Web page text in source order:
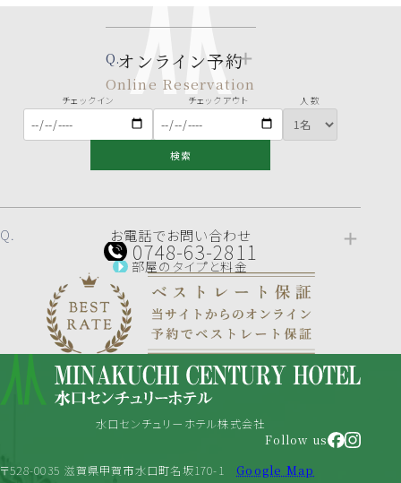
オンライン予約
Online Reservation
チェックイン チェックアウト 人数
検索
お電話でお問い合わせ
0748-63-2811
部屋のタイプと料金
水口センチュリーホテル株式会社
Follow us
〒528-0035 滋賀県甲賀市水口町名坂170-1 Google Map